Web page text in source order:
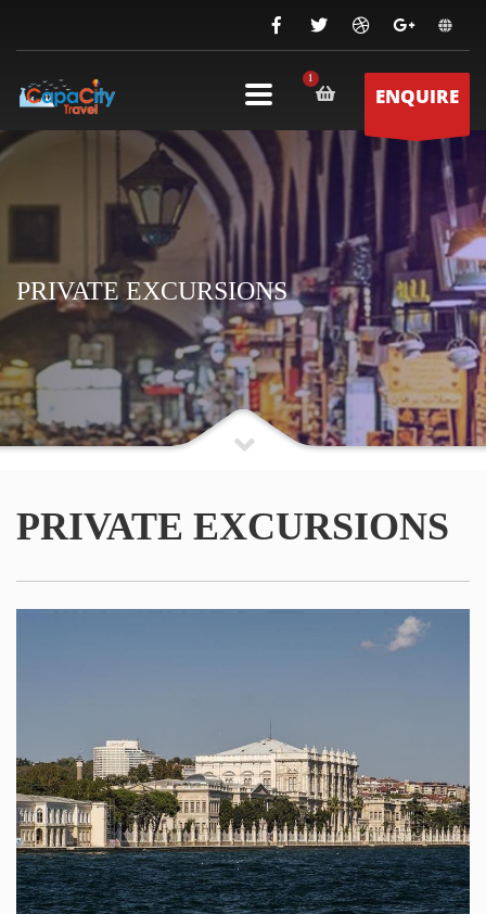
ENQUIRE
PRIVATE EXCURSIONS
PRIVATE EXCURSIONS